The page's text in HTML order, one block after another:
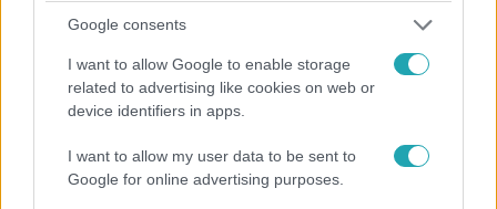
Google consents
I want to allow Google to enable storage
related to advertising like cookies on web or
device identifiers in apps.
I want to allow my user data to be sent to
Google for online advertising purposes.
2023. november 19. 8:30
Mbappé a félpályáról is gólt lőtt, a francia
válogatott 14-0-ra verte Gibraltárt az Eb-